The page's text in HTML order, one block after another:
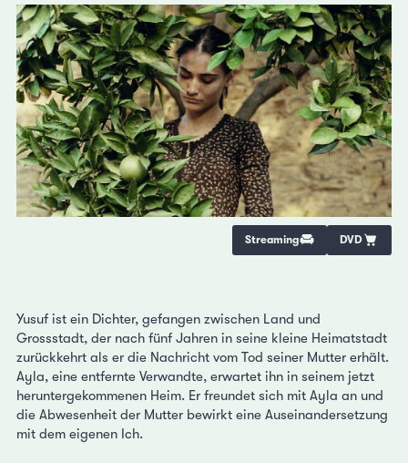
Streaming DVD
Yusuf ist ein Dichter, gefangen zwischen Land und
Grossstadt, der nach fünf Jahren in seine kleine Heimatstadt
zurückkehrt als er die Nachricht vom Tod seiner Mutter erhält.
Ayla, eine entfernte Verwandte, erwartet ihn in seinem jetzt
heruntergekommenen Heim. Er freundet sich mit Ayla an und
die Abwesenheit der Mutter bewirkt eine Auseinandersetzung
mit dem eigenen Ich.